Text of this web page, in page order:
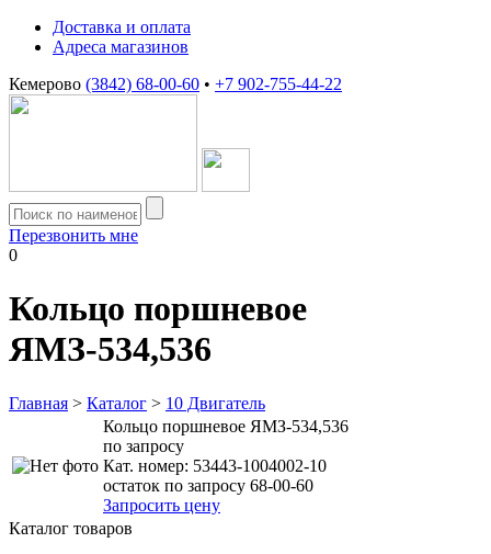
Доставка и оплата
Адреса магазинов
Кемерово (3842) 68-00-60 • +7 902-755-44-22
Перезвонить мне
0
Кольцо поршневое
ЯМЗ-534,536
Главная > Каталог > 10 Двигатель
Кольцо поршневое ЯМЗ-534,536
по запросу
Кат. номер: 53443-1004002-10
остаток по запросу 68-00-60
Запросить цену
Каталог товаров